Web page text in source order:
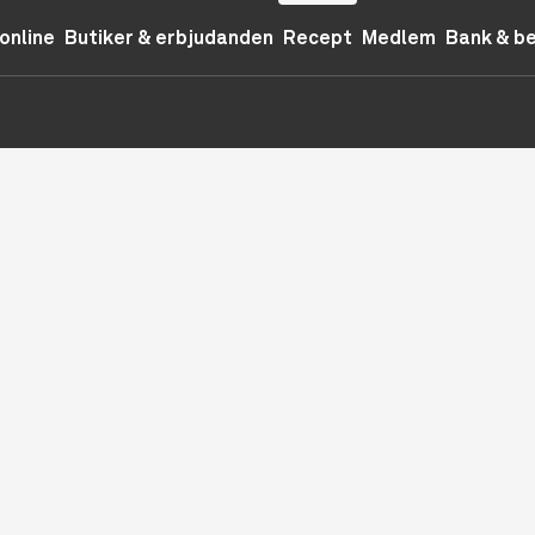
Butiker & erbjudanden Recept Medlem Bank &